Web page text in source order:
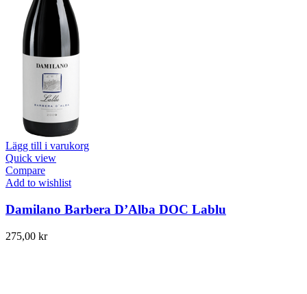
Lägg till i varukorg
Quick view
Compare
Add to wishlist
Damilano Barbera D’Alba DOC Lablu
275,00 kr